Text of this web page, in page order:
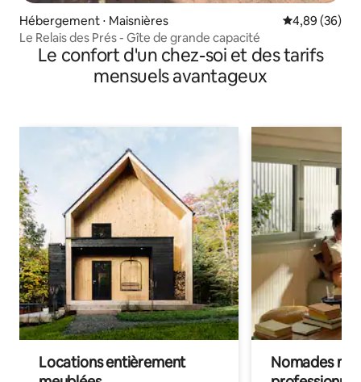
Hébergement ⋅ Maisnières Évaluation
4,89 (36)
Le Relais des Prés - Gîte de grande capacité
Le confort d'un chez-soi et des tarifs
mensuels avantageux
Locations entièrement
Nomades